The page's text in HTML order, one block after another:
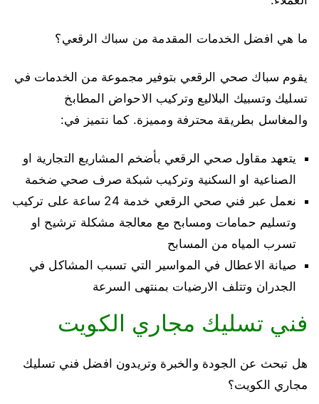
ما هي افضل الخدمات المقدمة من سباك الرقعي؟
يقوم سباك صحي الرقعي بتوفير مجموعة من الخدمات في
تسليك وتسبيك البلاليع وتركيب الاحواض المطابخ
والمغاسل بطريقة محترفة ومميزة. كما نتميز في:
يتعهد مقاول صحي الرقعي بأضخم المشاريع التجارية او
الصناعية او السكنية وتركيب شبكة صرف صحي ضخمة
نعمل عبر فني صحي الرقعي خدمة 24 ساعة على تركيب
وتسليم حمامات ومسابح مع معالجة مشكلة ترشيح او
تسرب المياه من المسابح
صيانة الاعطال في المواسير التي تسبب المشاكل في
الجدران وتتلف الارضيات بمنتهى السرعة
فني تسليك مجاري الكويت
هل تبحث عن الجودة والخبرة وتريدون افضل فني تسليك
مجاري الكويت؟